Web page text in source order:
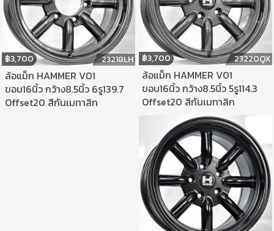
฿3,700 23218LH
ล้อแม็ก HAMMER V01
ขอบ16นิ้ว กว้าง8.5นิ้ว 6รู139.7
Offset20 สีกันเมทาลิก
฿3,700 23220QX
ล้อแม็ก HAMMER V01
ขอบ16นิ้ว กว้าง8.5นิ้ว 5รู114.3
Offset20 สีกันเมทาลิก